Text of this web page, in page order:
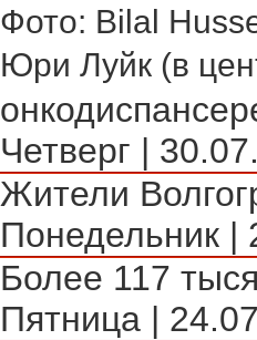
Фото: Bilal
Юри Луйк (в
Четверг |
Жители
Понедельник |
Более 117
Пятница |